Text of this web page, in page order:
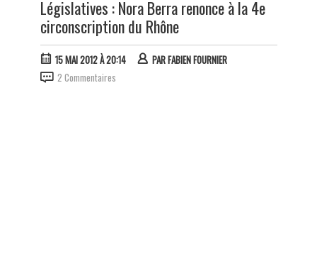
Législatives : Nora Berra renonce à la 4e
circonscription du Rhône
15 MAI 2012 À 20:14 PARFABIEN FOURNIER
2 Commentaires